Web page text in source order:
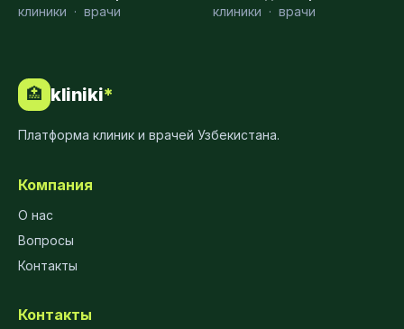
клиники · врачи
клиники · врачи
🏥 kliniki*
Платформа клиник и врачей Узбекистана.
Компания
О нас
Вопросы
Контакты
Контакты